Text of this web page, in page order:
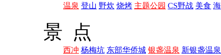
温泉 登山 野炊 烧烤 主题公园 CS野战 美食
景 点
西冲 杨梅坑 东部华侨城 银盏温泉 新银盏温泉